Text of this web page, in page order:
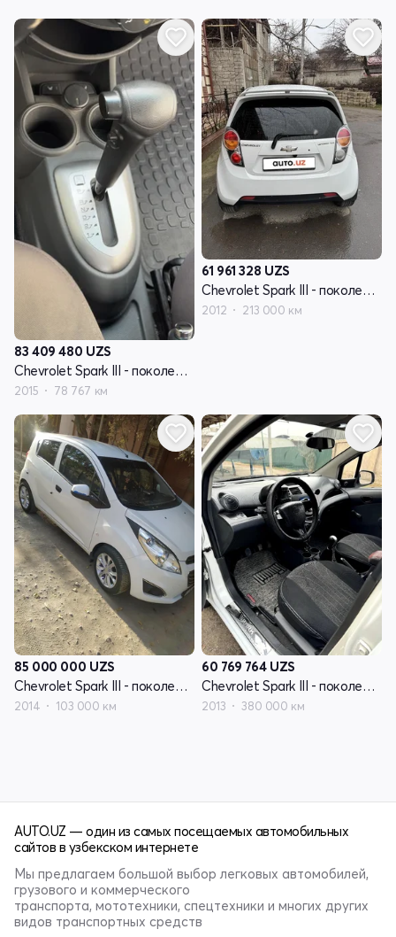
83 409 480 UZS
Chevrolet Spark III - поколение
2015 78 767 км
61 961 328 UZS
Chevrolet Spark III - поколение
2012 213 000 км
85 000 000 UZS
Chevrolet Spark III - поколение
2014 103 000 км
60 769 764 UZS
Chevrolet Spark III - поколение
2013 380 000 км
AUTO.UZ — один из самых посещаемых автомобильных
сайтов в узбекском интернете
Мы предлагаем большой выбор легковых автомобилей,
грузового и коммерческого
транспорта, мототехники, спецтехники и многих других
видов транспортных средств